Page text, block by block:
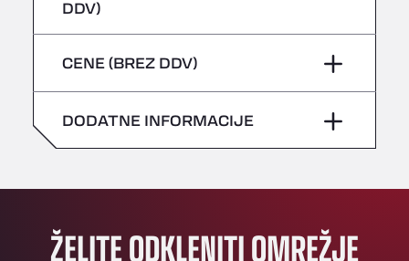
Bühlwiesenweg 15, 72221
Klaverbladstaat 21, 3560
American Truck Wash
Av. des Etats-Unis 90, 6041
Andamur Guarroman
Andamur La Junquera
Andamur Pamplona
sobota –
sobota –
DDV)
CENE (BREZ DDV)
DODATNE INFORMACIJE
ŽELITE ODKLENITI OMREŽJE